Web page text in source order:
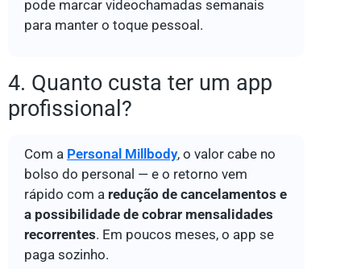
pode marcar videochamadas semanais
para manter o toque pessoal.
4. Quanto custa ter um app
profissional?
Com a Personal Millbody, o valor cabe no
bolso do personal — e o retorno vem
rápido com a redução de cancelamentos e
a possibilidade de cobrar mensalidades
recorrentes. Em poucos meses, o app se
paga sozinho.